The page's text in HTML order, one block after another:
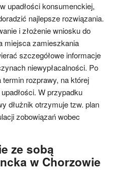
upadłości konsumenckiej,
najlepsze rozwiązania.
i złożenie wniosku do
miejsca zamieszkania
szczegółowe informacje
niewypłacalności. Po
rozprawy, na której
W przypadku
dłużnik otrzymuje tzw. plan
zobowiązań wobec
ze sobą
w Chorzowie